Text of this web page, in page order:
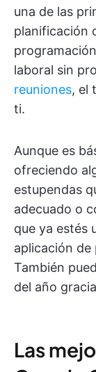
una de las
planificación
laboral sin
reuniones, el
ti.
Aunque es
ofreciendo
estupendas
adecuado o
que ya estés
aplicación de
También
del año
Las